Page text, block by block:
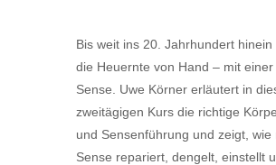
Bis weit ins 20. Jahrhundert hinein
die Heuernte von Hand – mit einer
Sense. Uwe Körner erläutert in
zweitägigen Kurs die richtige
und Sensenführung und zeigt, wie
Sense repariert, dengelt, einstellt